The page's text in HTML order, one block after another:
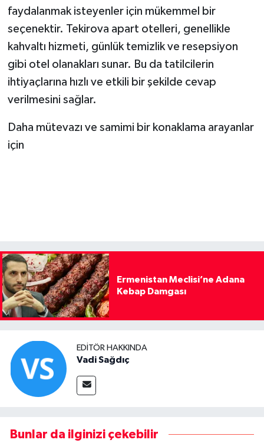
faydalanmak isteyenler için mükemmel bir
seçenektir. Tekirova apart otelleri, genellikle
kahvaltı hizmeti, günlük temizlik ve resepsiyon
gibi otel olanakları sunar. Bu da tatilcilerin
ihtiyaçlarına hızlı ve etkili bir şekilde cevap
verilmesini sağlar.
Daha mütevazı ve samimi bir konaklama arayanlar
için
Ermenistan Meclisi’ne Adana
Kebap Damgası
EDITÖR HAKKINDA
Vadi Sağdıç
Bunlar da ilginizi çekebilir